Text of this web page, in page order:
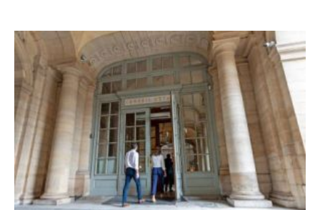
[Recrutement
terminé]
Devenez
conseiller
ou
conseillère
d’État
en
service